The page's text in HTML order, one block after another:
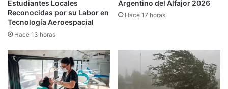
Estudiantes Locales
Reconocidas por su Labor en
Tecnología Aeroespacial
Hace 13 horas
Argentino del Alfajor 2026
Hace 17 horas